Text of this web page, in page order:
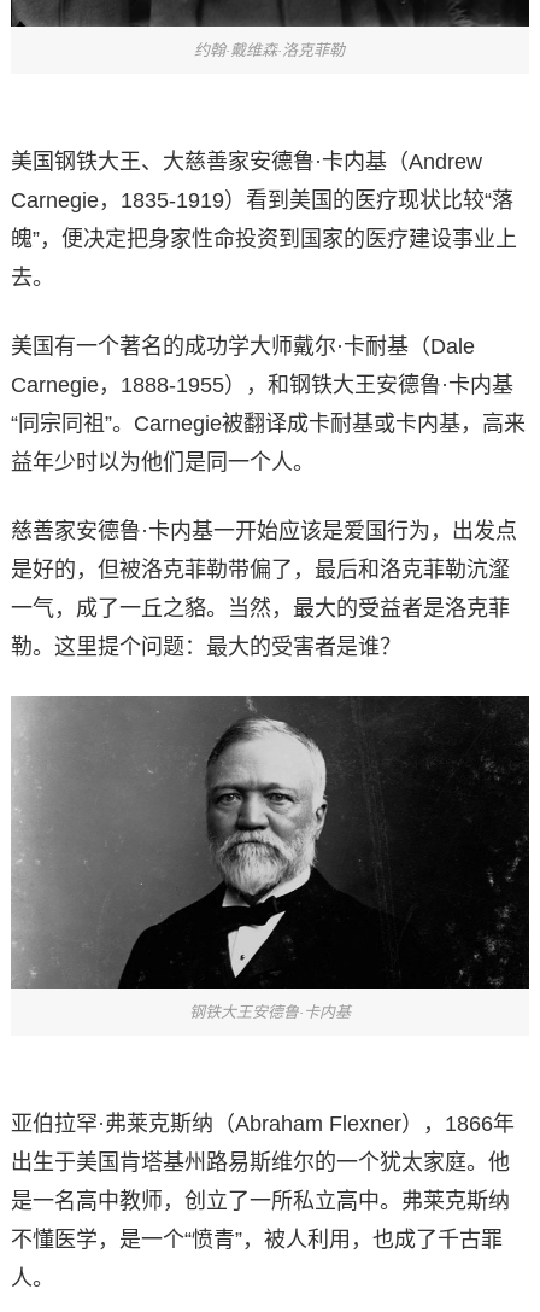
约翰·戴维森·洛克菲勒
美国钢铁大王、大慈善家安德鲁·卡内基（Andrew
Carnegie，1835-1919）看到美国的医疗现状比较“落
魄”，便决定把身家性命投资到国家的医疗建设事业上
去。
美国有一个著名的成功学大师戴尔·卡耐基（Dale
Carnegie，1888-1955），和钢铁大王安德鲁·卡内基
“同宗同祖”。Carnegie被翻译成卡耐基或卡内基，高来
益年少时以为他们是同一个人。
慈善家安德鲁·卡内基一开始应该是爱国行为，出发点
是好的，但被洛克菲勒带偏了，最后和洛克菲勒沆瀣
一气，成了一丘之貉。当然，最大的受益者是洛克菲
勒。这里提个问题：最大的受害者是谁？
钢铁大王安德鲁·卡内基
亚伯拉罕·弗莱克斯纳（Abraham Flexner），1866年
出生于美国肯塔基州路易斯维尔的一个犹太家庭。他
是一名高中教师，创立了一所私立高中。弗莱克斯纳
不懂医学，是一个“愤青”，被人利用，也成了千古罪
人。